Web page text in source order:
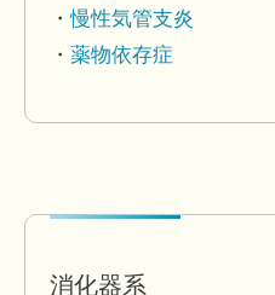
慢性気管支炎
薬物依存症
消化器系